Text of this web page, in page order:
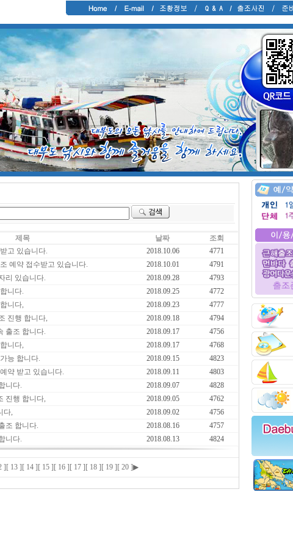
제목 날짜
조회
고 있습니다. 2018.10.06
4771
예약 접수받고 있습니다. 2018.10.01
4791
리 있습니다. 2018.09.28
4793
니다. 2018.09.25
4772
니다, 2018.09.23
4777
진행 합니다, 2018.09.18
4794
출조 합니다. 2018.09.17
4756
니다, 2018.09.17
4768
능 합니다. 2018.09.15
4823
약 받고 있습니다. 2018.09.11
4803
니다. 2018.09.07
4828
진행 합니다, 2018.09.05
4762
다, 2018.09.02
4756
조 합니다. 2018.08.16
4757
니다. 2018.08.13 4824
] [ 13 ] [ 14 ] [ 15 ] [ 16 ] [ 17 ] [ 18 ] [ 19 ] [ 20 ]▶